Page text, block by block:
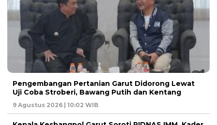
Pengembangan Pertanian Garut Didorong Lewat
Uji Coba Stroberi, Bawang Putih dan Kentang
9 Agustus 2026 | 10:02 WIB